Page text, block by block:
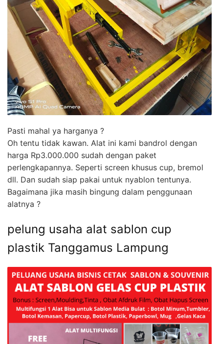
Pasti mahal ya harganya ?
Oh tentu tidak kawan. Alat ini kami bandrol dengan
harga Rp3.000.000 sudah dengan paket
perlengkapannya. Seperti screen khusus cup, bremol
dll. Dan sudah siap pakai untuk nyablon tentunya.
Bagaimana jika masih bingung dalam penggunaan
alatnya ?
pelung usaha alat sablon cup
plastik Tanggamus Lampung